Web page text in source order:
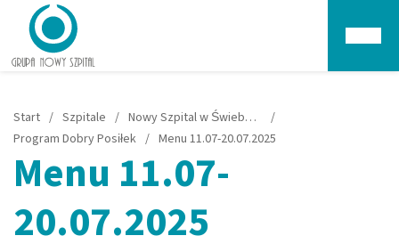
Start / Szpitale / Nowy Szpital w Świebodzinie
/
Program Dobry Posiłek / Menu 11.07-20.07.2025
Menu 11.07-
20.07.2025